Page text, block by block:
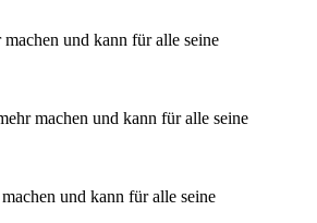
und kann für alle seine
machen und kann für alle seine
und kann für alle seine